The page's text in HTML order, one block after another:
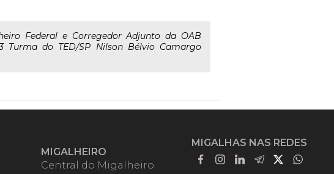
Federal e Corregedor Adjunto da OAB
Turma do TED/SP Nilson Bélvio Camargo
MIGALHEIRO
Central do Migalheiro
MIGALHAS NAS REDES